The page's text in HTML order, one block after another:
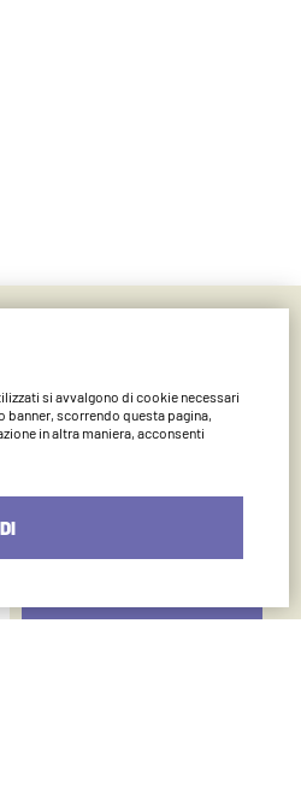
si avvalgono di cookie necessari
banner, scorrendo questa pagina,
in altra maniera, acconsenti